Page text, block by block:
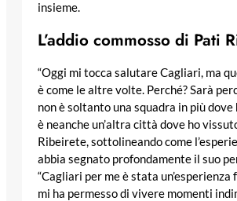
insieme.
L’addio commosso di Pati
“Oggi mi tocca salutare Cagliari, ma
è come le altre volte. Perché? Sarà
non è soltanto una squadra in più dove
è neanche un’altra città dove ho
Ribeirete, sottolineando come
abbia segnato profondamente il suo
“Cagliari per me è stata
mi ha permesso di vivere momenti